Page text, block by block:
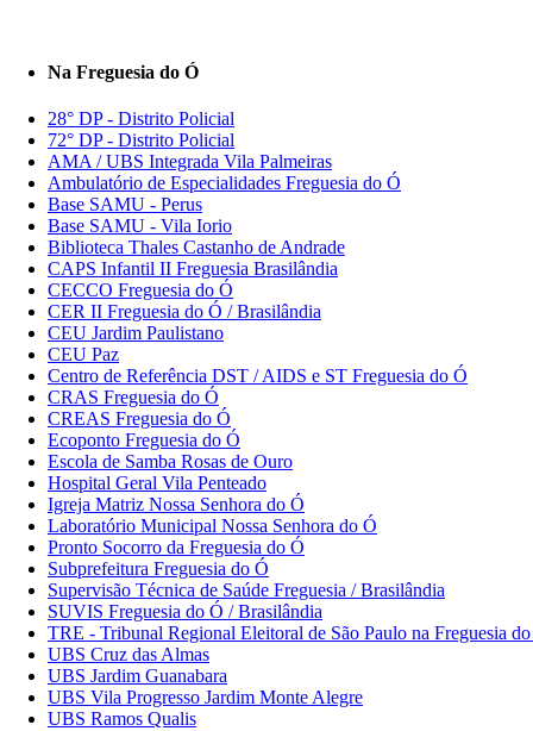
Na Freguesia do Ó
28° DP - Distrito Policial
72° DP - Distrito Policial
AMA / UBS Integrada Vila Palmeiras
Ambulatório de Especialidades Freguesia do Ó
Base SAMU - Perus
Base SAMU - Vila Iorio
Biblioteca Thales Castanho de Andrade
CAPS Infantil II Freguesia Brasilândia
CECCO Freguesia do Ó
CER II Freguesia do Ó / Brasilândia
CEU Jardim Paulistano
CEU Paz
Centro de Referência DST / AIDS e ST Freguesia do Ó
CRAS Freguesia do Ó
CREAS Freguesia do Ó
Ecoponto Freguesia do Ó
Escola de Samba Rosas de Ouro
Hospital Geral Vila Penteado
Igreja Matriz Nossa Senhora do Ó
Laboratório Municipal Nossa Senhora do Ó
Pronto Socorro da Freguesia do Ó
Subprefeitura Freguesia do Ó
Supervisão Técnica de Saúde Freguesia / Brasilândia
SUVIS Freguesia do Ó / Brasilândia
TRE - Tribunal Regional Eleitoral de São Paulo na Freguesia
UBS Cruz das Almas
UBS Jardim Guanabara
UBS Vila Progresso Jardim Monte Alegre
UBS Ramos Qualis